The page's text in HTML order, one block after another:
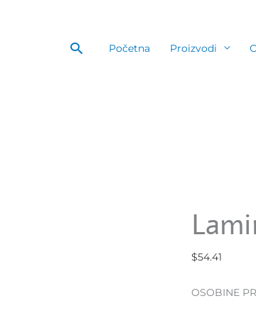
Pretraga
Početna Proizvodi
$54.41
OSOBINE